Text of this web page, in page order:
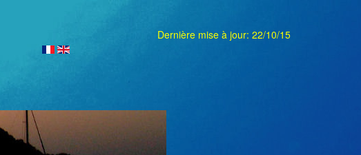
Dernière mise à jour: 22/10/15